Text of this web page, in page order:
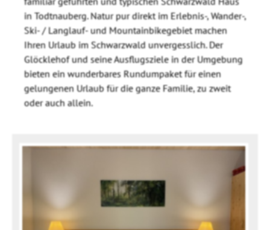
in Todtnauberg. Natur pur direkt im Erlebnis-, Wander-,
Ski- / Langlauf- und Mountainbikegebiet machen
Ihren Urlaub im Schwarzwald unvergesslich. Der
Glöcklehof und seine Ausflugsziele in der Umgebung
bieten ein wunderbares Rundumpaket für einen
gelungenen Urlaub für die ganze Familie, zu zweit
oder auch allein.